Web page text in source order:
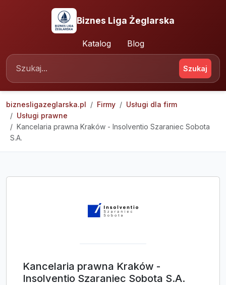
Biznes Liga Żeglarska
Katalog Blog
Szukaj
biznesligazeglarska.pl Firmy
Usługi dla firm
Usługi prawne
Kancelaria prawna Kraków - Insolventio Szaraniec Sobota
S.A.
Kancelaria prawna Kraków -
Insolventio Szaraniec Sobota S.A.